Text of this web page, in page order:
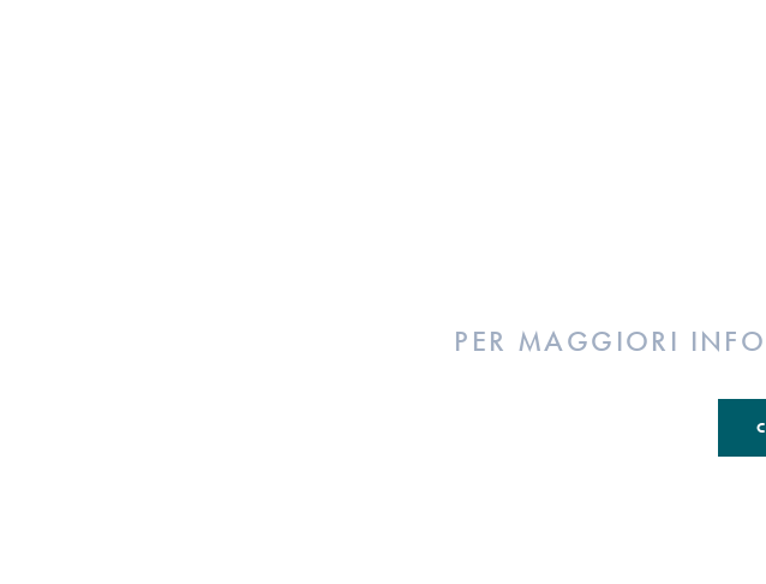
PER MAGGIORI